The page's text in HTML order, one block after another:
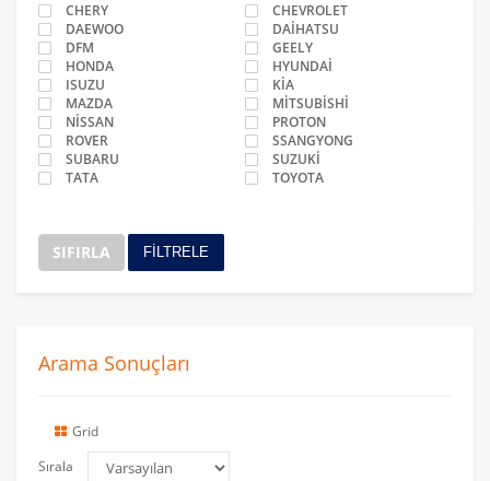
CHERY
CHEVROLET
DAEWOO
DAİHATSU
DFM
GEELY
HONDA
HYUNDAİ
ISUZU
KİA
MAZDA
MİTSUBİSHİ
NİSSAN
PROTON
ROVER
SSANGYONG
SUBARU
SUZUKİ
TATA
TOYOTA
SIFIRLA FİLTRELE
Arama Sonuçları
Grid
Sırala